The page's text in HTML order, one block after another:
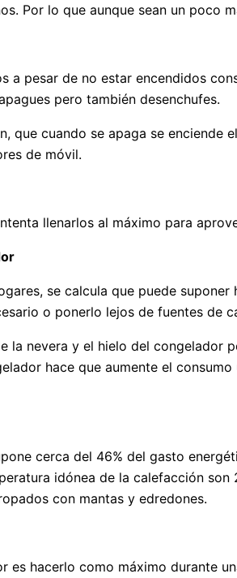
Por lo que aunque sean un poco
pesar de no estar encendidos
pero también desenchufes.
que cuando se apaga se
de móvil.
llenarlos al máximo para
se calcula que puede
o ponerlo lejos de fuentes de
la nevera y el hielo del
hace que aumente el
cerca del 46% del gasto
idónea de la calefacción
con mantas y edredones.
hacerlo como máximo durante